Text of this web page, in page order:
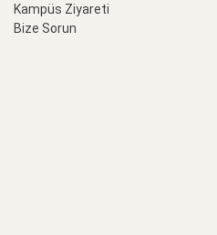
Kampüs Ziyareti
Bize Sorun